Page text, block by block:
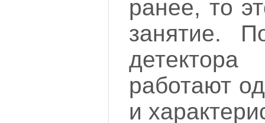
ранее, то
занятие.
работают
и